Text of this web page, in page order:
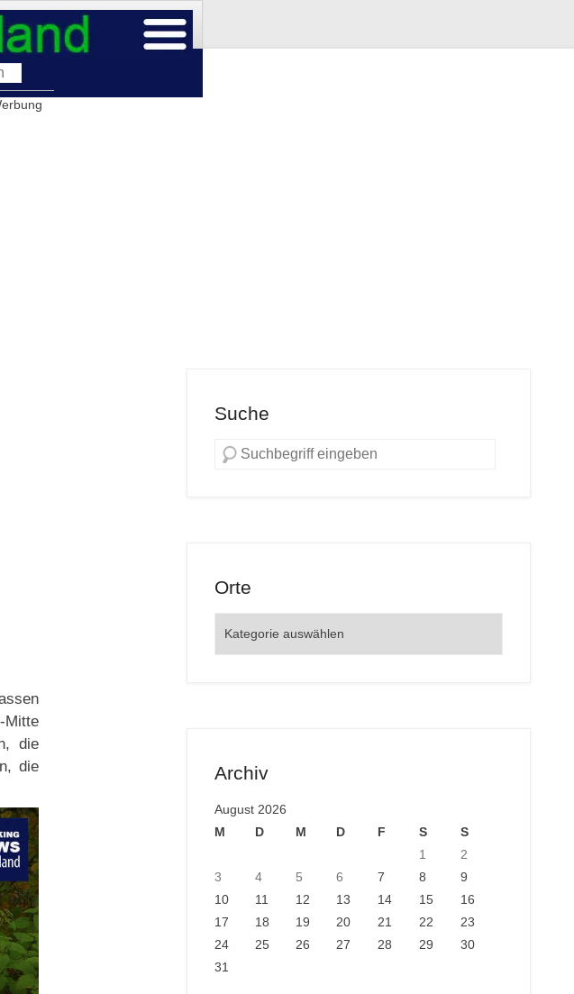
Mitte
die
die
Suche
Orte
Archiv
August 2026
M
D M D F S
S
1
2
3
4 5 6 7 8
9
10
11 12 13 14 15
16
17
18 19 20 21 22
23
24
25 26 27 28 29
30
31